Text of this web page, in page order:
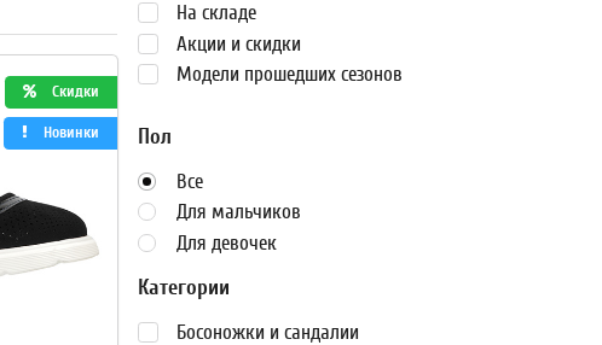
Скидки
Новинки
На складе
Акции и скидки
Модели прошедших сезонов
Пол
Все
Для мальчиков
Для девочек
Категории
Босоножки и сандалии